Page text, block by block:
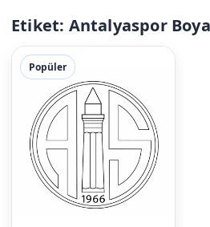
Etiket: Antalyaspor
Popüler